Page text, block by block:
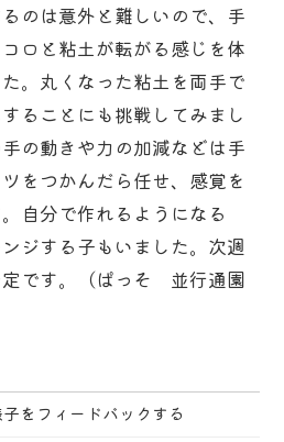
のは意外と難しいので、手
ロと粘土が転がる感じを体
。丸くなった粘土を両手で
ることにも挑戦してみまし
の動きや力の加減などは手
をつかんだら任せ、感覚を
自分で作れるようになる
ジする子もいました。次週
定です。（ぱっそ 並行通園
をフィードバックする